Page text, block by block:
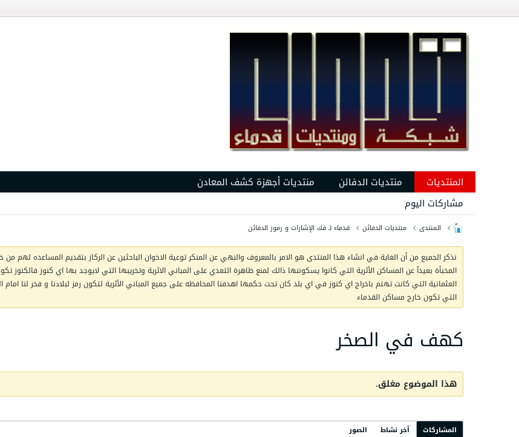
المنتديات منتديات الدفائن
منتديات أجهزة كشف المعادن
مشاركات اليوم
المنتدى منتديات الدفائن قدماء لـ فك الإشارات و رموز الدفائن
نذكر الجميع من أن الغاية في انشاء هذا المنتدى هو الامر بالمعروف والنهي عن المنكر توعية الاخوان الباحثين عن الركاز بتقديم المساعده لهم من
المخبأة بعيدآ عن المساكن الأثرية التي كانوا يسكوننها ذالك لمنع ظاهرة التعدي على المباني الاثرية وتخريبها التي لايوجد بها اي كنوز
العثمانية التي كانت تهتم باخراج اي كنوز في اي بلد كان تحت حكمها اهدفنا المحافظه على جميع المباني الأثرية لتكون رمز لبلادنا و فخر لنا
التي تكون خارج مساكن القدماء
كهف في الصخر
هذا الموضوع مغلق.
المشاركات آخر نشاط الصور